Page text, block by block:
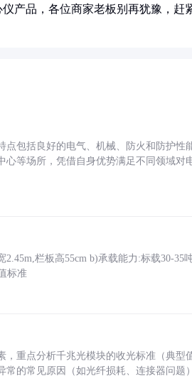
产品，各位商家老板别再犹豫，赶
包括良好的电气、机械、防火和防护性
等场所，凭借自身优势满足不同领域对
栏板高55cm b)承载能力:标载30-35
标准
重点分析千兆光模块的收光标准（典型
的常见原因（如光纤损耗、连接器问题